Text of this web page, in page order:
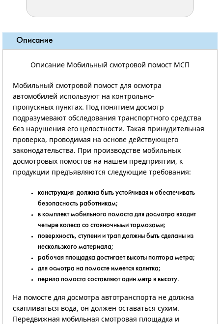
Описание
Описание Мобильный смотровой помост МСП
Мобильный смотровой помост для осмотра
автомобилей используют на контрольно-
пропускных пунктах. Под понятием досмотр
подразумевают обследования транспортного средства
без нарушения его целостности. Такая принудительная
проверка, проводимая на основе действующего
законодательства. При производстве мобильных
досмотровых помостов на нашем предприятии, к
продукции предъявляются следующие требования:
конструкция должна быть устойчивая и обеспечивать
безопасность работникам;
в комплект мобильного помоста для досмотра входит
четыре колеса со стояночными тормозами;
поверхность, ступени и трап должны быть сделаны из
нескользкого материала;
рабочая площадка достигает высоты полтора метра;
для осмотра на помосте имеется калитка;
перила помоста составляют один метр в высоту.
На помосте для досмотра автотранспорта не должна
скапливаться вода, он должен оставаться сухим.
Передвижная мобильная смотровая площадка и